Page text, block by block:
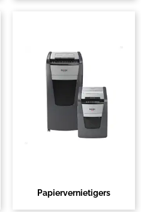
Papiervernietigers